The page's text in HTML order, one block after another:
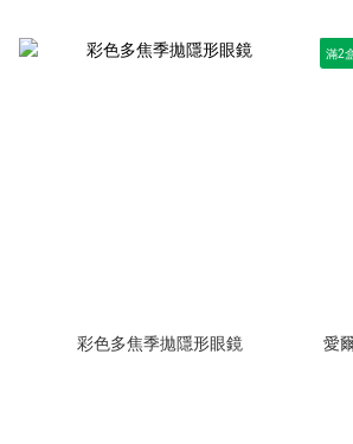
彩色多焦季拋隱形眼鏡
滿2
愛